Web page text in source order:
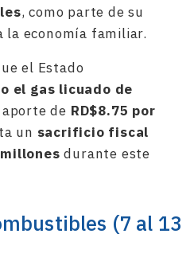
, como parte de su
la economía familiar.
el Estado
el gas licuado de
de RD$8.75 por
un sacrificio fiscal
durante este
(7 al 13